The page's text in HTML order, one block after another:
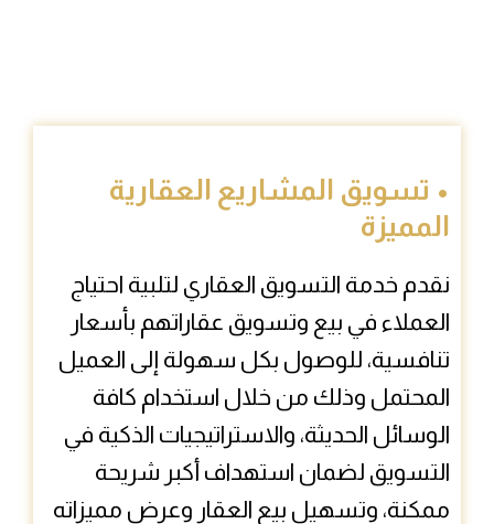
• تسويق المشاريع العقارية
المميزة
نقدم خدمة التسويق العقاري لتلبية احتياج
العملاء في بيع وتسويق عقاراتهم بأسعار
تنافسية، للوصول بكل سهولة إلى العميل
المحتمل وذلك من خلال استخدام كافة
الوسائل الحديثة، والاستراتيجيات الذكية في
التسويق لضمان استهداف أكبر شريحة
ممكنة، وتسهيل بيع العقار وعرض مميزاته